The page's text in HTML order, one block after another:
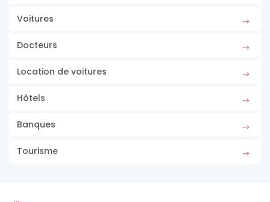
Voitures
Docteurs
Location de voitures
Hôtels
Banques
Tourisme